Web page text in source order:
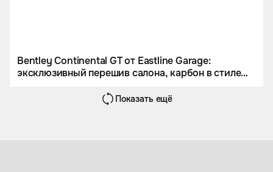
Bentley Continental GT от Eastline Garage:
эксклюзивный перешив салона, карбон в стиле
Показать ещё